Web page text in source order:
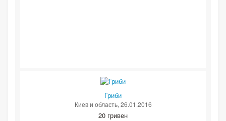
Гриби
Киев и область, 26.01.2016
20 гривен